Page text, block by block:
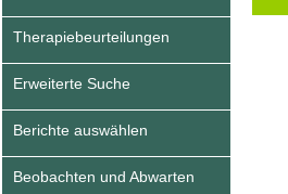
Therapiebeurteilungen
Erweiterte Suche
Berichte auswählen
Beobachten und Abwarten